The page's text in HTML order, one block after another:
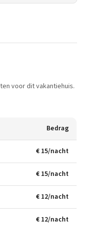
voor dit vakantiehuis.
Bedrag
€ 15/nacht
€ 15/nacht
€ 12/nacht
€ 12/nacht